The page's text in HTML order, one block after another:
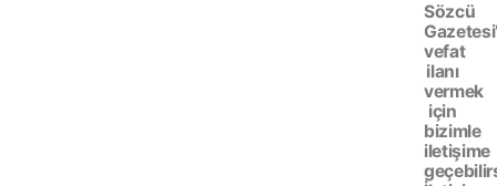
Sözcü
vefat
ilanı
vermek
için
bizimle
iletişime